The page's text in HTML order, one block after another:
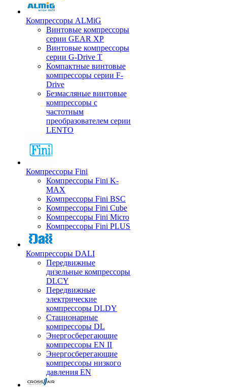
Компрессоры ALMiG
Винтовые компрессоры
серии GEAR XP
Винтовые компрессоры
серии G-Drive T
Компактные винтовые
компрессоры серии F-
Drive
Безмасляные винтовые
компрессоры с
частотным
преобразователем серии
LENTO
Компрессоры Fini
Компрессоры Fini K-
MAX
Компрессоры Fini BSC
Компрессоры Fini Cube
Компрессоры Fini Micro
Компрессоры Fini PLUS
Компрессоры DALI
Передвижные
дизельные компрессоры
DLCY
Передвижные
электрические
компрессоры DLDY
Стационарные
компрессоры DL
Энергосберегающие
компрессоры EN II
Энергосберегающие
компрессоры низкого
давления EN